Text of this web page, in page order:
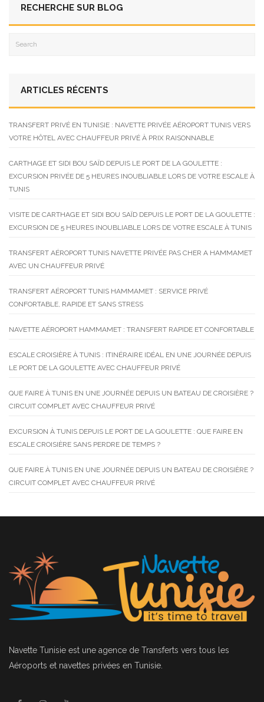
RECHERCHE SUR BLOG
ARTICLES RÉCENTS
TRANSFERT PRIVÉ EN TUNISIE : NAVETTE PRIVÉE AÉROPORT TUNIS VERS
VOTRE HÔTEL AVEC CHAUFFEUR PRIVÉ À PRIX RAISONNABLE
CARTHAGE ET SIDI BOU SAÏD DEPUIS LE PORT DE LA GOULETTE :
EXCURSION PRIVÉE DE 5 HEURES INOUBLIABLE LORS DE VOTRE ESCALE À
TUNIS
VISITE DE CARTHAGE ET SIDI BOU SAÏD DEPUIS LE PORT DE LA GOULETTE :
EXCURSION DE 5 HEURES INOUBLIABLE LORS DE VOTRE ESCALE À TUNIS
TRANSFERT AÉROPORT TUNIS NAVETTE PRIVÉE PAS CHER A HAMMAMET
AVEC UN CHAUFFEUR PRIVÉ
TRANSFERT AÉROPORT TUNIS HAMMAMET : SERVICE PRIVÉ
CONFORTABLE, RAPIDE ET SANS STRESS
NAVETTE AÉROPORT HAMMAMET : TRANSFERT RAPIDE ET CONFORTABLE
ESCALE CROISIÈRE À TUNIS : ITINÉRAIRE IDÉAL EN UNE JOURNÉE DEPUIS
LE PORT DE LA GOULETTE AVEC CHAUFFEUR PRIVÉ
QUE FAIRE À TUNIS EN UNE JOURNÉE DEPUIS UN BATEAU DE CROISIÈRE ?
CIRCUIT COMPLET AVEC CHAUFFEUR PRIVÉ
EXCURSION À TUNIS DEPUIS LE PORT DE LA GOULETTE : QUE FAIRE EN
ESCALE CROISIÈRE SANS PERDRE DE TEMPS ?
QUE FAIRE À TUNIS EN UNE JOURNÉE DEPUIS UN BATEAU DE CROISIÈRE ?
CIRCUIT COMPLET AVEC CHAUFFEUR PRIVÉ
Navette Tunisie est une agence de Transferts vers tous les
Aéroports et navettes privées en Tunisie.